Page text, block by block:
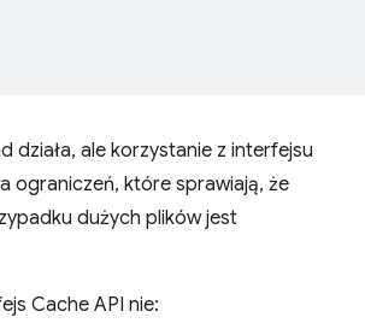
działa, ale korzystanie z interfejsu
ograniczeń, które sprawiają, że
dużych plików jest
Cache API nie: